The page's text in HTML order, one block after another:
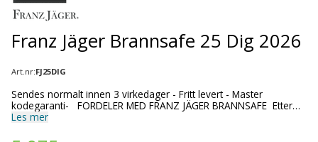
Franz Jäger Brannsafe 25 Dig 2026
Art.nr:FJ25DIG
Sendes normalt innen 3 virkedager - Fritt levert - Master
kodegaranti- FORDELER MED FRANZ JÄGER BRANNSAFE Etter
brann garanti 100% Masterkodegaranti Klargjort for
Les mer